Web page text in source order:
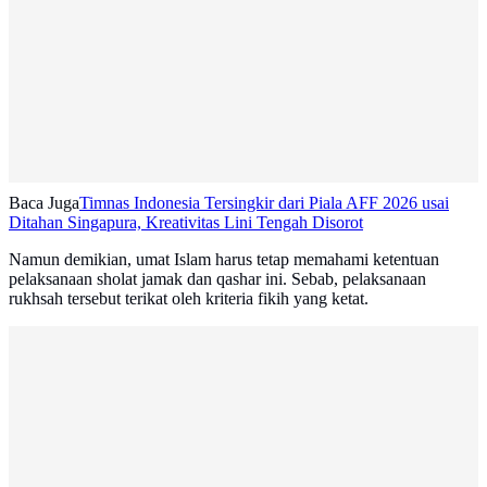
Baca JugaTimnas Indonesia Tersingkir dari Piala AFF 2026 usai
Ditahan Singapura, Kreativitas Lini Tengah Disorot
Namun demikian, umat Islam harus tetap memahami ketentuan
pelaksanaan sholat jamak dan qashar ini. Sebab, pelaksanaan
rukhsah tersebut terikat oleh kriteria fikih yang ketat.